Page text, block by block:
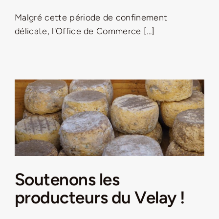
Malgré cette période de confinement
délicate, l'Office de Commerce [...]
Soutenons les
producteurs du Velay !